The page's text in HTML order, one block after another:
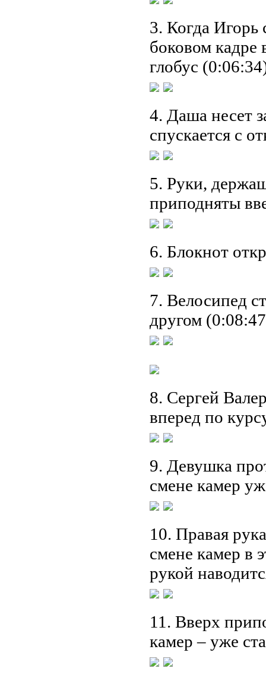
3. Когда
боковом кадре
глобус
4. Даша несет
спускается с
5. Руки,
приподняты
6. Блокнот
7. Велосипед
другом
8. Сергей
вперед по
9. Девушка
смене камер
10. Правая
смене камер в
рукой
11. Вверх
камер – уже